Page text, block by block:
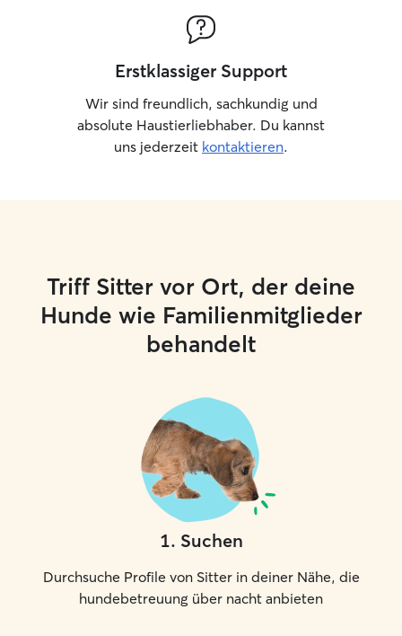
Erstklassiger Support
Wir sind freundlich, sachkundig und
absolute Haustierliebhaber. Du kannst
uns jederzeit kontaktieren.
Triff Sitter vor Ort, der deine
Hunde wie Familienmitglieder
behandelt
1. Suchen
Durchsuche Profile von Sitter in deiner Nähe, die
hundebetreuung über nacht anbieten